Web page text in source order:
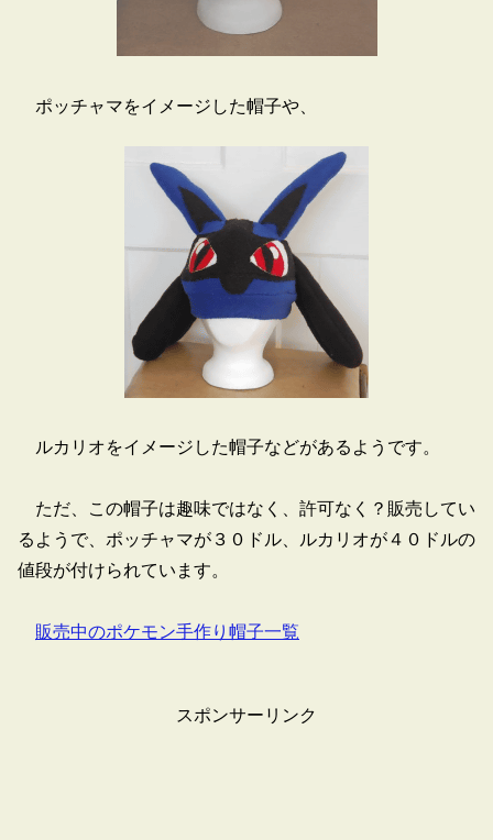
ポッチャマをイメージした帽子や、
ルカリオをイメージした帽子などがあるようです。
ただ、この帽子は趣味ではなく、許可なく？販売してい
るようで、ポッチャマが３０ドル、ルカリオが４０ドルの
値段が付けられています。
販売中のポケモン手作り帽子一覧
スポンサーリンク